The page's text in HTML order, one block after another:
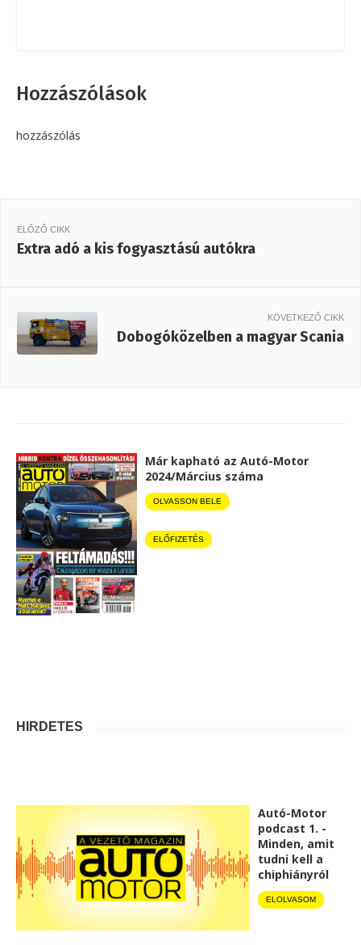
Hozzászólások
hozzászólás
ELŐZŐ CIKK
Extra adó a kis fogyasztású autókra
KÖVETKEZŐ CIKK
Dobogóközelben a magyar Scania
Már kapható az Autó-Motor
2024/Március száma
OLVASSON BELE
ELŐFIZETÉS
HIRDETÉS
Autó-Motor
podcast 1. -
Minden, amit
tudni kell a
chiphiányról
ELOLVASOM